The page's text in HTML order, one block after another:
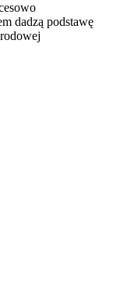
dadzą podstawę